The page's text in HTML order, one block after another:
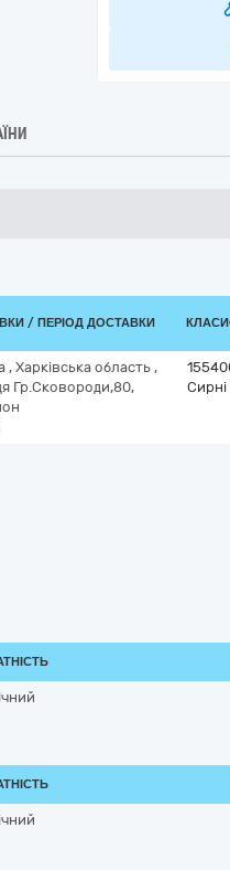
/ ПЕРІОД ДОСТАВКИ
, Харківська область ,
Гр.Сковороди,80,